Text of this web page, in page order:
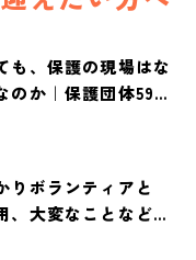
も、保護の現場はな
のか｜保護団体59団
保護犬・保護猫白書
りボランティアと
、大変なことなど紹